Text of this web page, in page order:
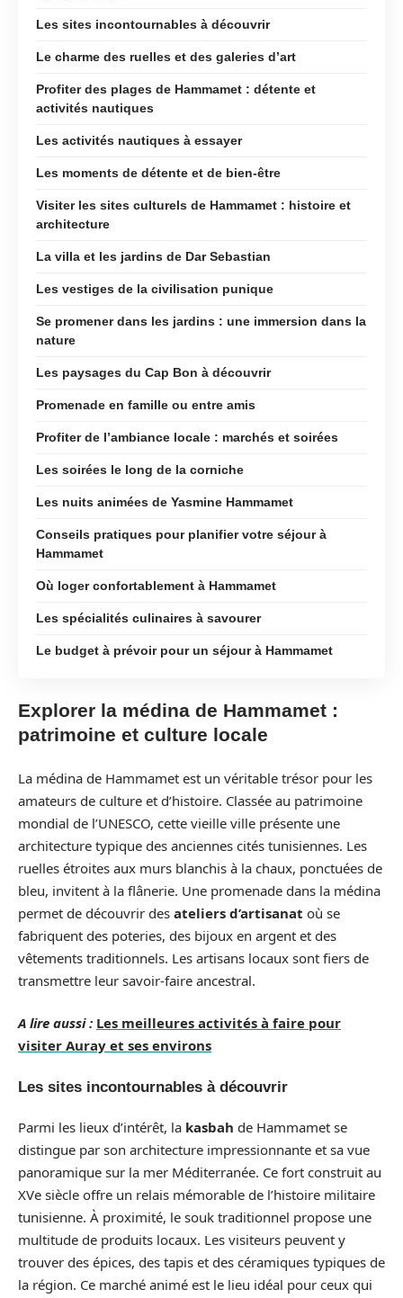
Les sites incontournables à découvrir
Le charme des ruelles et des galeries d’art
Profiter des plages de Hammamet : détente et
activités nautiques
Les activités nautiques à essayer
Les moments de détente et de bien-être
Visiter les sites culturels de Hammamet : histoire et
architecture
La villa et les jardins de Dar Sebastian
Les vestiges de la civilisation punique
Se promener dans les jardins : une immersion dans la
nature
Les paysages du Cap Bon à découvrir
Promenade en famille ou entre amis
Profiter de l’ambiance locale : marchés et soirées
Les soirées le long de la corniche
Les nuits animées de Yasmine Hammamet
Conseils pratiques pour planifier votre séjour à
Hammamet
Où loger confortablement à Hammamet
Les spécialités culinaires à savourer
Le budget à prévoir pour un séjour à Hammamet
Explorer la médina de Hammamet :
patrimoine et culture locale
La médina de Hammamet est un véritable trésor pour les
amateurs de culture et d’histoire. Classée au patrimoine
mondial de l’UNESCO, cette vieille ville présente une
architecture typique des anciennes cités tunisiennes. Les
ruelles étroites aux murs blanchis à la chaux, ponctuées de
bleu, invitent à la flânerie. Une promenade dans la médina
permet de découvrir des ateliers d’artisanat où se
fabriquent des poteries, des bijoux en argent et des
vêtements traditionnels. Les artisans locaux sont fiers de
transmettre leur savoir-faire ancestral.
A lire aussi : Les meilleures activités à faire pour
visiter Auray et ses environs
Les sites incontournables à découvrir
Parmi les lieux d’intérêt, la kasbah de Hammamet se
distingue par son architecture impressionnante et sa vue
panoramique sur la mer Méditerranée. Ce fort construit au
XVe siècle offre un relais mémorable de l’histoire militaire
tunisienne. À proximité, le souk traditionnel propose une
multitude de produits locaux. Les visiteurs peuvent y
trouver des épices, des tapis et des céramiques typiques de
la région. Ce marché animé est le lieu idéal pour ceux qui